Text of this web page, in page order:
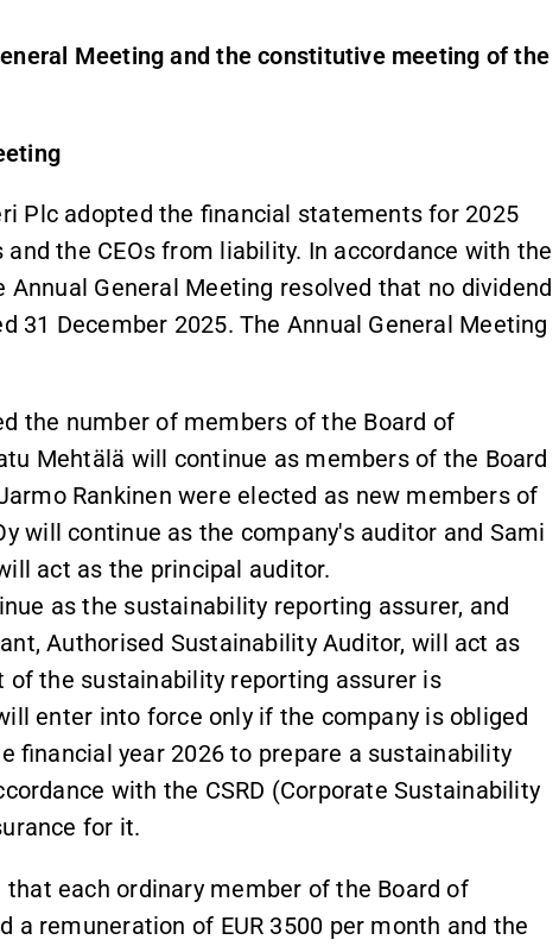
Meeting and the constitutive meeting of the
Plc adopted the financial statements for 2025
the CEOs from liability. In accordance with the
General Meeting resolved that no dividend
31 December 2025. The Annual General Meeting
the number of members of the Board of
Mehtälä will continue as members of the Board
Rankinen were elected as new members of
will continue as the company's auditor and Sami
act as the principal auditor.
as the sustainability reporting assurer, and
Authorised Sustainability Auditor, will act as
of the sustainability reporting assurer is
enter into force only if the company is obliged
financial year 2026 to prepare a sustainability
with the CSRD (Corporate Sustainability
for it.
each ordinary member of the Board of
a remuneration of EUR 3500 per month and the